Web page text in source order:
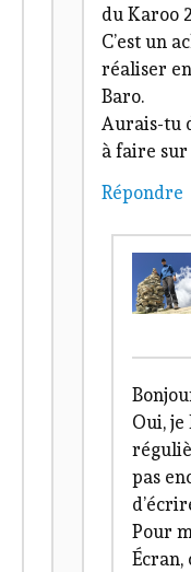
du Karoo
C’est un
réaliser
Baro.
Aurais-tu
à faire sur
Répondre
Oui, je
pas
Pour
Écran,